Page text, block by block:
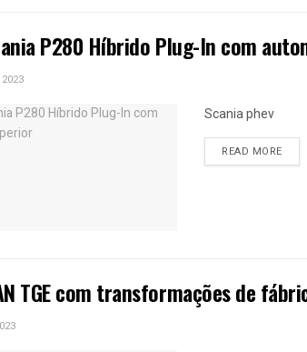
P280 Híbrido Plug-In com
Scania phev
READ MORE
TGE com transformações de